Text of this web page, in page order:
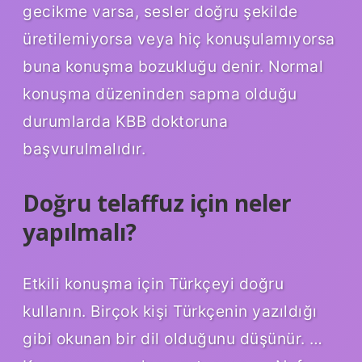
gecikme varsa, sesler doğru şekilde
üretilemiyorsa veya hiç konuşulamıyorsa
buna konuşma bozukluğu denir. Normal
konuşma düzeninden sapma olduğu
durumlarda KBB doktoruna
başvurulmalıdır.
Doğru telaffuz için neler
yapılmalı?
Etkili konuşma için Türkçeyi doğru
kullanın. Birçok kişi Türkçenin yazıldığı
gibi okunan bir dil olduğunu düşünür. …